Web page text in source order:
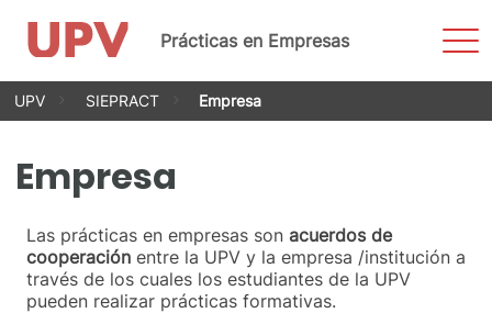
Saltar
Prácticas en Empresas
UPV SIEPRACT Empresa
Empresa
Las prácticas en empresas son acuerdos de
cooperación entre la UPV y la empresa /institución a
través de los cuales los estudiantes de la UPV
pueden realizar prácticas formativas.